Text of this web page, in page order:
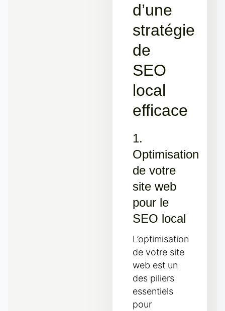
d’une
stratégie
de
SEO
local
efficace
1.
Optimisation
de votre
site web
pour le
SEO local
L’optimisation
de votre site
web est un
des piliers
essentiels
pour